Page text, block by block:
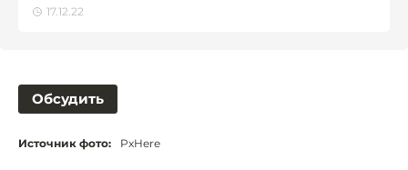
17.12.22
Обсудить
Источник фото: PxHere